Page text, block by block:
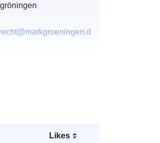
Likes
19 April